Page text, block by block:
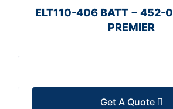
ELT110-406 BATT − 452-
PREMIER
Get A Quote